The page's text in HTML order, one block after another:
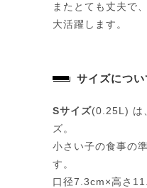
またとても丈夫で
大活躍します。
サイズについ
Sサイズ(0.25L) は
ズ。
小さい子の食事の
す。
口径7.3cm×高さ